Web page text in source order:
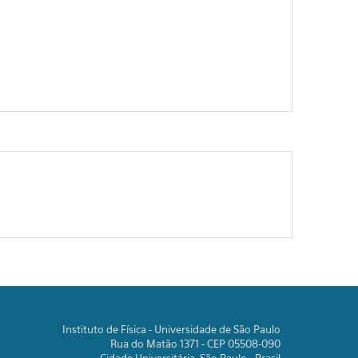
Instituto de Física - Universidade de São Paulo
Rua do Matão 1371 - CEP 05508-090